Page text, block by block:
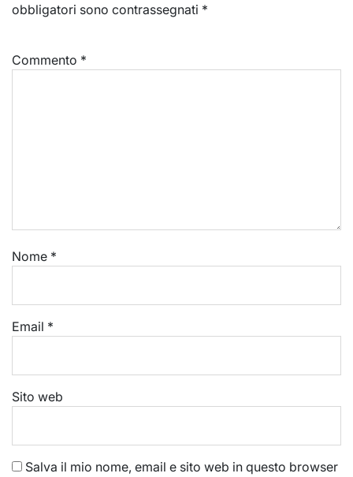
obbligatori sono contrassegnati *
Commento *
Nome *
Email *
Sito web
Salva il mio nome, email e sito web in questo browser